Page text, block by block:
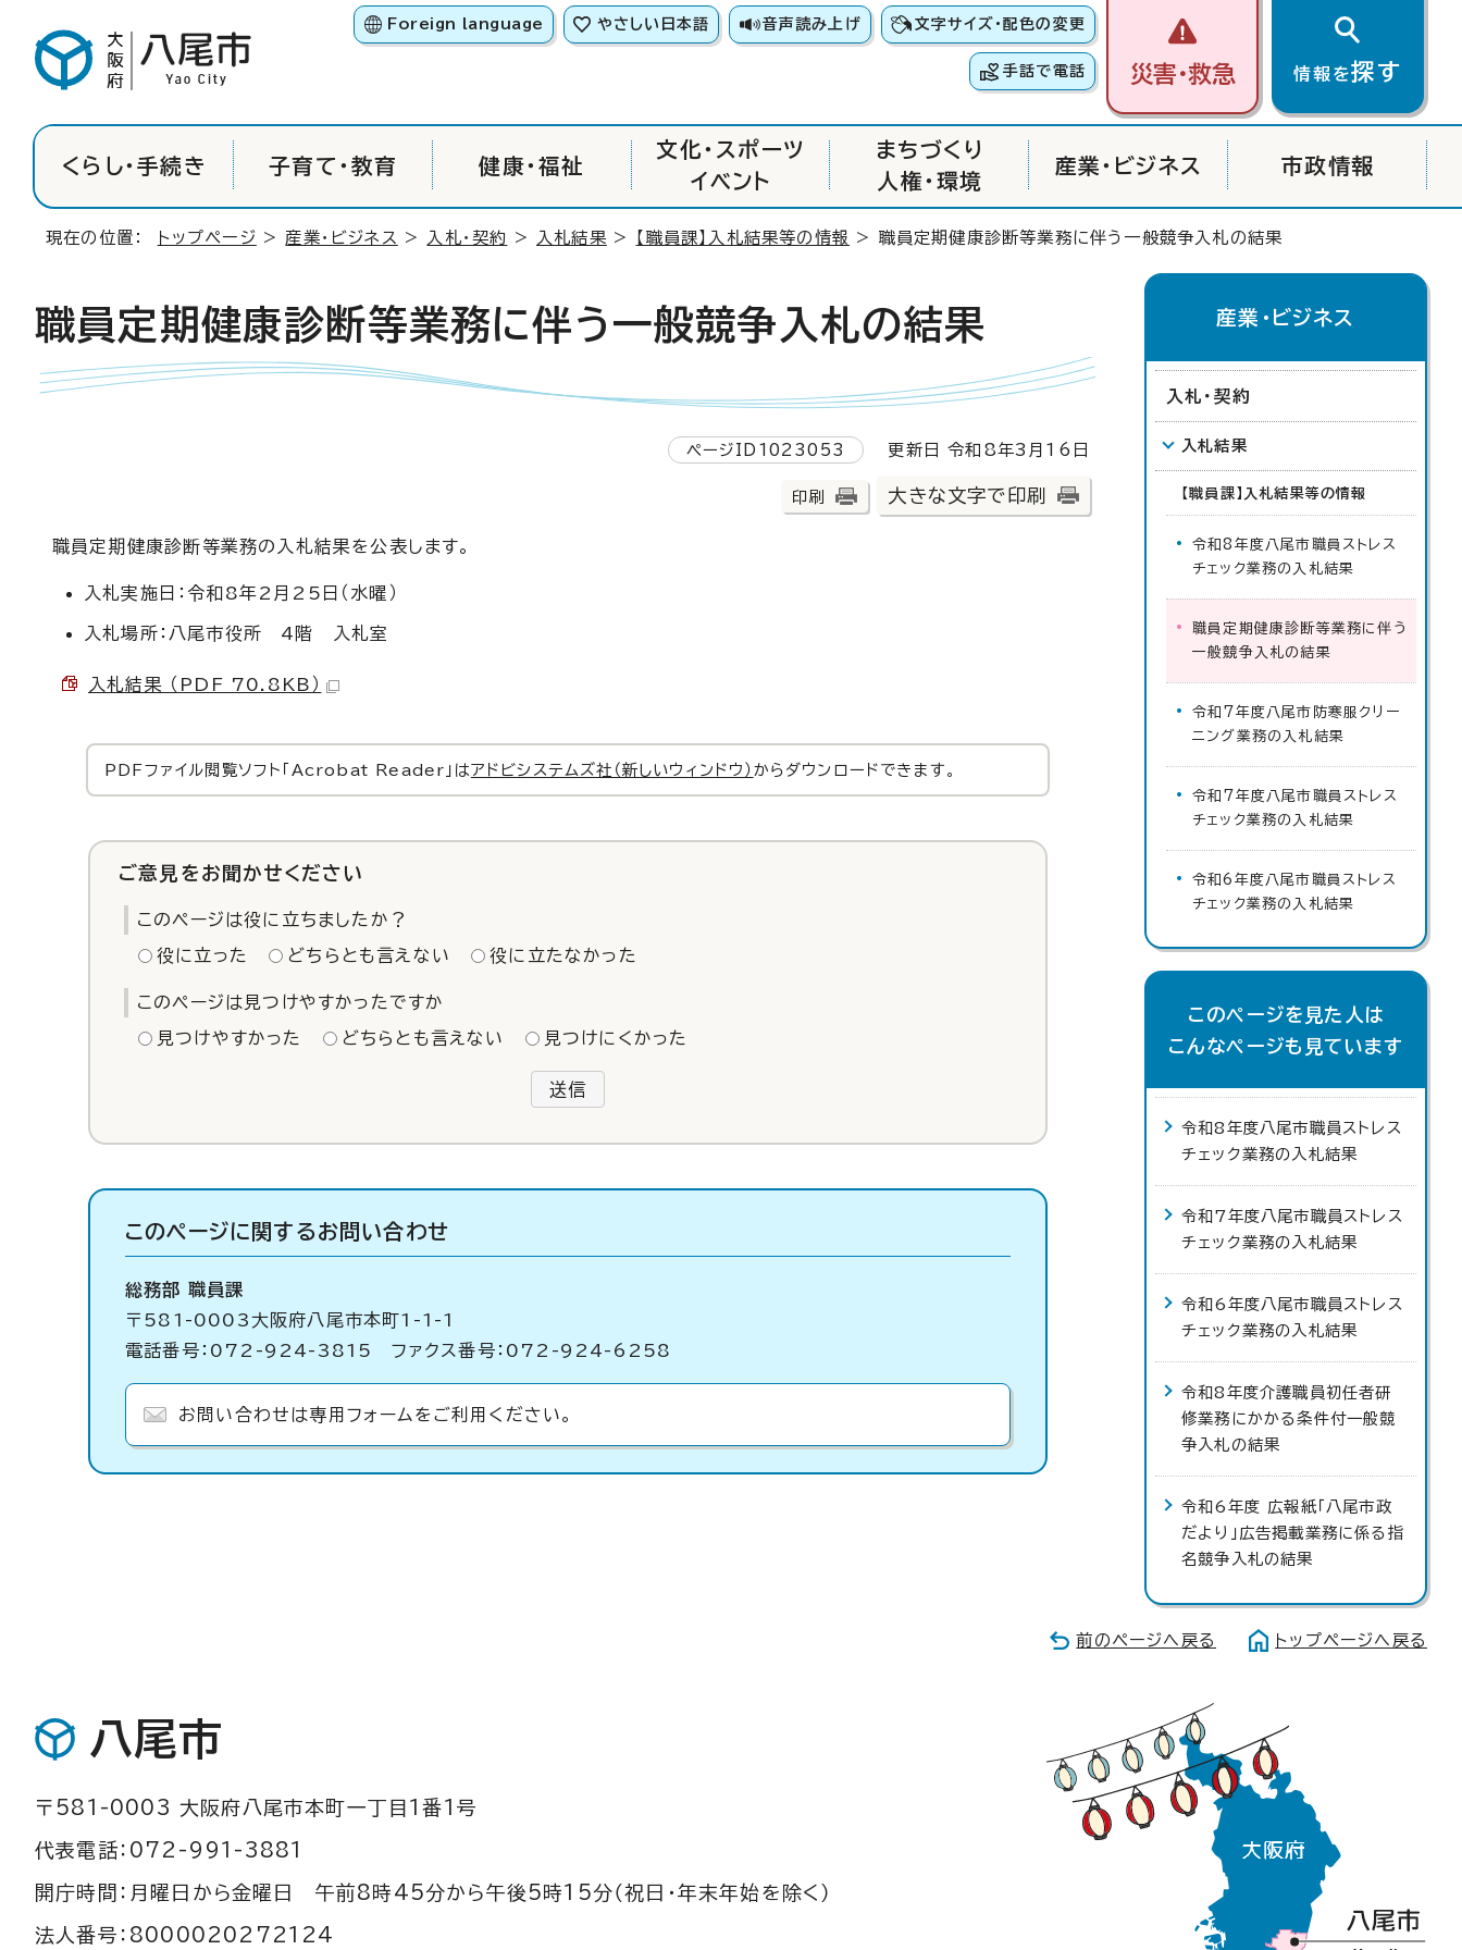
Foreign language やさしい日本語 音声読み上げ 文字サイズ・配色の変更
手話で電話 災害・救急 情報を探す
くらし・手続き 子育て・教育 健康・福祉
文化・スポーツ
イベント
まちづくり
人権・環境
産業・ビジネス 市政情報
現在の位置： トップページ > 産業・ビジネス > 入札・契約 > 入札結果 > 【職員課】入札結果等の情報 > 職員定期健康診断等業務に伴う一般競争入札の結果
職員定期健康診断等業務に伴う一般競争入札の結果
ページID1023053 更新日 令和8年3月16日
印刷 大きな文字で印刷
職員定期健康診断等業務の入札結果を公表します。
入札実施日：令和8年2月25日（水曜）
入札場所：八尾市役所 4階 入札室
入札結果 （PDF 70.8KB）
PDFファイル閲覧ソフト「Acrobat Reader」はアドビシステムズ社（新しいウィンドウ） からダウンロードできます。
ご意見をお聞かせください
このページは役に立ちましたか？
役に立った どちらとも言えない 役に立たなかった
このページは見つけやすかったですか
見つけやすかった どちらとも言えない 見つけにくかった
送信
このページに関するお問い合わせ
総務部 職員課
〒581-0003大阪府八尾市本町1-1-1
電話番号：072-924-3815 ファクス番号：072-924-6258
お問い合わせは専用フォームをご利用ください。
産業・ビジネス
入札・契約
入札結果
【職員課】入札結果等の情報
令和8年度八尾市職員ストレス
チェック業務の入札結果
職員定期健康診断等業務に伴う
一般競争入札の結果
令和7年度八尾市防寒服クリー
ニング業務の入札結果
令和7年度八尾市職員ストレス
チェック業務の入札結果
令和6年度八尾市職員ストレス
チェック業務の入札結果
このページを見た人は
こんなページも見ています
令和8年度八尾市職員ストレス
チェック業務の入札結果
令和7年度八尾市職員ストレス
チェック業務の入札結果
令和6年度八尾市職員ストレス
チェック業務の入札結果
令和8年度介護職員初任者研
修業務にかかる条件付一般競
争入札の結果
令和6年度 広報紙「八尾市政
だより」広告掲載業務に係る指
名競争入札の結果
前のページへ戻る トップページへ戻る
八尾市
〒581-0003 大阪府八尾市本町一丁目1番1号
代表電話：072-991-3881
開庁時間：月曜日から金曜日 午前8時45分から午後5時15分（祝日・年末年始を除く）
法人番号：8000020272124